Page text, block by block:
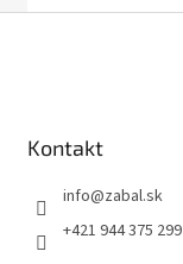
Kontakt
info@zabal.sk
+421 944 375 299